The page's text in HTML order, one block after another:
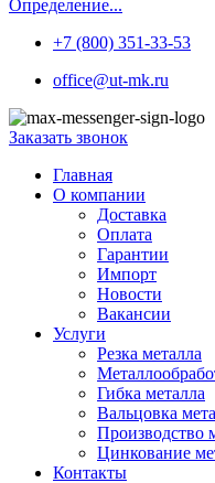
Определение...
+7 (800) 351-33-53
office@ut-mk.ru
Заказать звонок
Главная
О компании
Доставка
Оплата
Гарантии
Импорт
Новости
Вакансии
Услуги
Резка металла
Гибка металла
Вальцовка
Производство
Цинкование
Контакты